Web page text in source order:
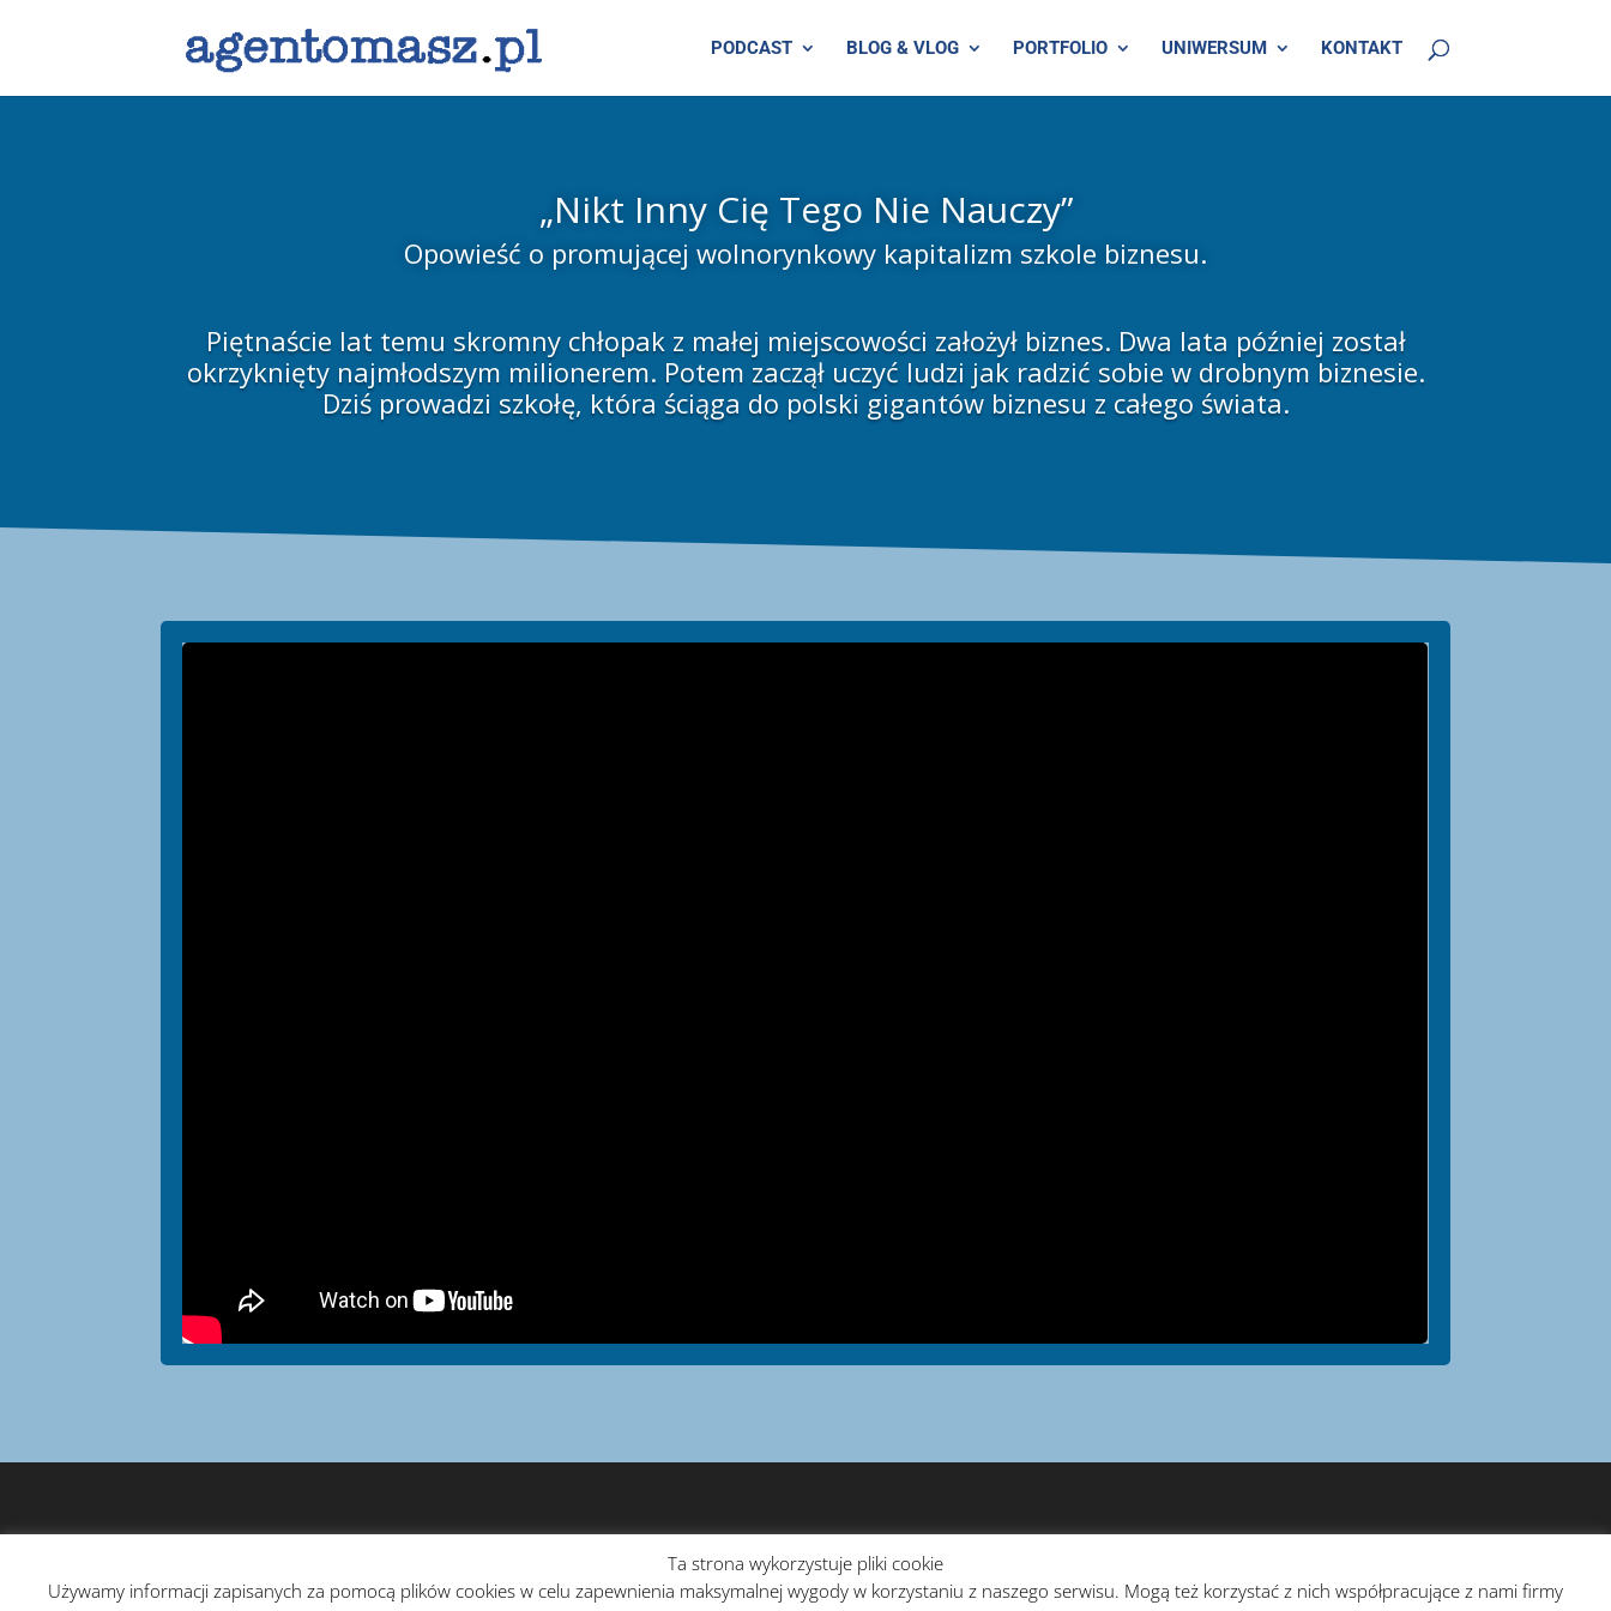
PODCAST BLOG & VLOG PORTFOLIO UNIWERSUM KONTAKT
„Nikt Inny Cię Tego Nie Nauczy”
Opowieść o promującej wolnorynkowy kapitalizm szkole biznesu.
Piętnaście lat temu skromny chłopak z małej miejscowości założył biznes. Dwa lata później został
okrzyknięty najmłodszym milionerem. Potem zaczął uczyć ludzi jak radzić sobie w drobnym biznesie.
Dziś prowadzi szkołę, która ściąga do polski gigantów biznesu z całego świata.
Ta strona wykorzystuje pliki cookie
Używamy informacji zapisanych za pomocą plików cookies w celu zapewnienia maksymalnej wygody w korzystaniu z naszego serwisu. Mogą też korzystać z nich współpracujące z nami firmy